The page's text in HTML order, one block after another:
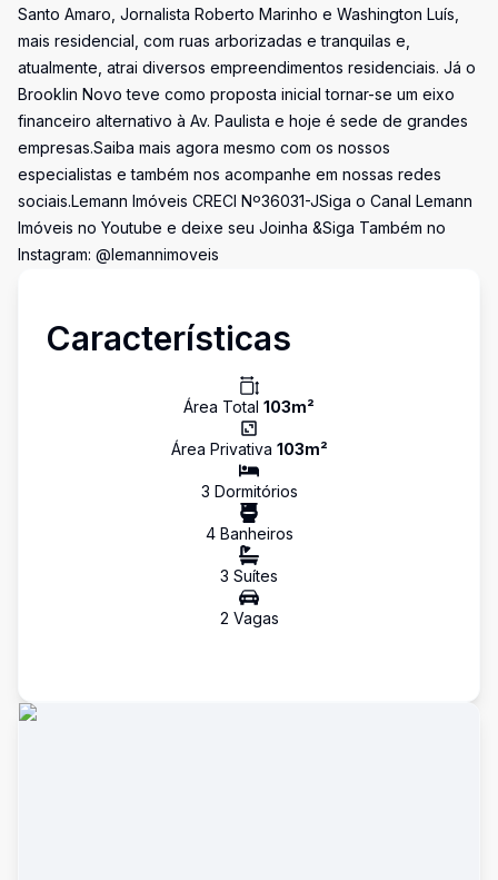
Santo Amaro, Jornalista Roberto Marinho e Washington Luís,
mais residencial, com ruas arborizadas e tranquilas e,
atualmente, atrai diversos empreendimentos residenciais. Já o
Brooklin Novo teve como proposta inicial tornar-se um eixo
financeiro alternativo à Av. Paulista e hoje é sede de grandes
empresas.Saiba mais agora mesmo com os nossos
especialistas e também nos acompanhe em nossas redes
sociais.Lemann Imóveis CRECI Nº36031-JSiga o Canal Lemann
Imóveis no Youtube e deixe seu Joinha &Siga Também no
Instagram: @lemannimoveis
Características
Área Total 103m²
Área Privativa 103m²
3 Dormitórios
4Banheiros
3 Suítes
2 Vagas